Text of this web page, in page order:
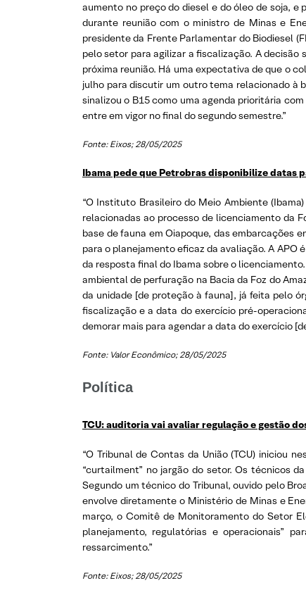
aumento no preço do diesel e do óleo de soja, e
durante reunião com o ministro de Minas e
presidente da Frente Parlamentar do Biodiesel
pelo setor para agilizar a fiscalização. A decisão
próxima reunião. Há uma expectativa de que o
julho para discutir um outro tema relacionado à
sinalizou o B15 como uma agenda prioritária
entre em vigor no final do segundo semestre.”
Fonte: Eixos; 28/05/2025
Ibama pede que Petrobras disponibilize datas
“O Instituto Brasileiro do Meio Ambiente
relacionadas ao processo de licenciamento da
base de fauna em Oiapoque, das embarcações
para o planejamento eficaz da avaliação. A APO
da resposta final do Ibama sobre o
ambiental de perfuração na Bacia da Foz do
da unidade [de proteção à fauna], já feita pelo
fiscalização e a data do exercício pré-
demorar mais para agendar a data do exercício
Fonte: Valor Econômico; 28/05/2025
Política
TCU: auditoria vai avaliar regulação e gestão
“O Tribunal de Contas da União (TCU) iniciou
“curtailment” no jargão do setor. Os técnicos
Segundo um técnico do Tribunal, ouvido pelo
envolve diretamente o Ministério de Minas e
março, o Comitê de Monitoramento do Setor
planejamento, regulatórias e operacionais”
ressarcimento.”
Fonte: Eixos; 28/05/2025